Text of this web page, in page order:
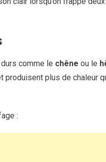
comme le chêne ou le
produisent plus de chaleur
: